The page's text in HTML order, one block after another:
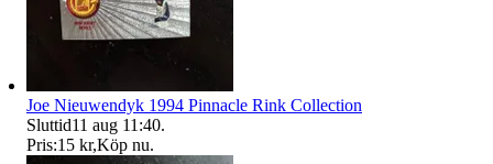
Joe Nieuwendyk 1994 Pinnacle Rink Collection
Sluttid11 aug 11:40.
Pris:15 kr,Köp nu.